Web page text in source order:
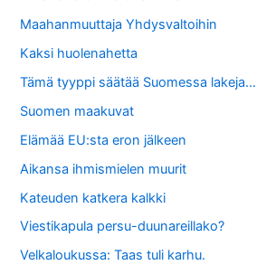
Maahanmuuttaja Yhdysvaltoihin
Kaksi huolenahetta
Tämä tyyppi säätää Suomessa lakeja…
Suomen maakuvat
Elämää EU:sta eron jälkeen
Aikansa ihmismielen muurit
Kateuden katkera kalkki
Viestikapula persu-duunareillako?
Velkaloukussa: Taas tuli karhu.